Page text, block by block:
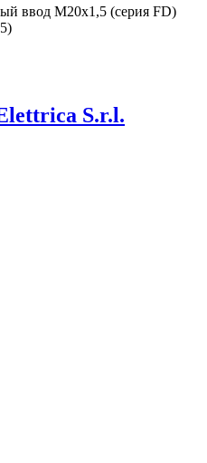
ввод M20x1,5 (серия FD)
S.r.l.